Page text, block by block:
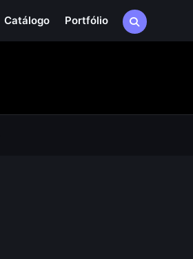
Catálogo Portfólio